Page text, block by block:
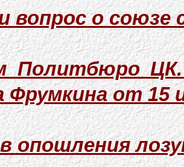
вопрос о
Политбюро
Фрумкина от 15
опошления